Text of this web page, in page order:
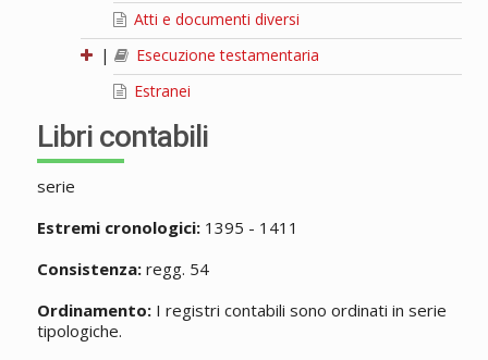
Atti e documenti diversi
|
Esecuzione testamentaria
Estranei
Libri contabili
serie
Estremi cronologici:1395 - 1411
Consistenza:regg. 54
Ordinamento:I registri contabili sono ordinati in serie
tipologiche.